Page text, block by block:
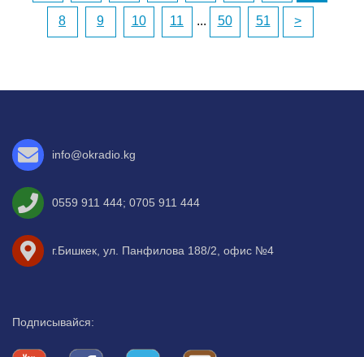
8 9 10 11 ... 50 51 >
info@okradio.kg
0559 911 444; 0705 911 444
г.Бишкек, ул. Панфилова 188/2, офис №4
Подписывайся: